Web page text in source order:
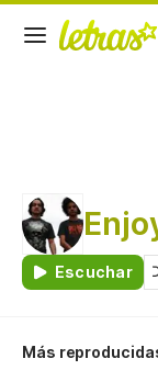
Escuchar
Más